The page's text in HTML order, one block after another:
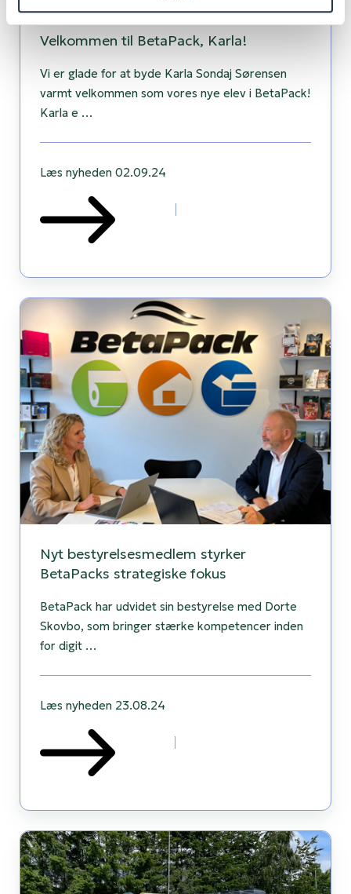
Velkommen til BetaPack, Karla!
Vi er glade for at byde Karla Sondaj Sørensen
varmt velkommen som vores nye elev i BetaPack!
Karla e …
Læs nyheden 02.09.24
Nyt
bestyrelsesmedlem
styrker
BetaPacks
strategiske
fokus
Nyt bestyrelsesmedlem styrker
BetaPacks strategiske fokus
BetaPack har udvidet sin bestyrelse med Dorte
Skovbo, som bringer stærke kompetencer inden
for digit …
Læs nyheden 23.08.24
Sådan
har
vi